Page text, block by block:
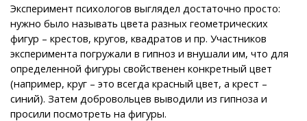
Эксперимент психологов выглядел достаточно просто:
нужно было называть цвета разных геометрических
фигур – крестов, кругов, квадратов и пр. Участников
эксперимента погружали в гипноз и внушали им, что для
определенной фигуры свойственен конкретный цвет
(например, круг – это всегда красный цвет, а крест –
синий). Затем добровольцев выводили из гипноза и
просили посмотреть на фигуры.